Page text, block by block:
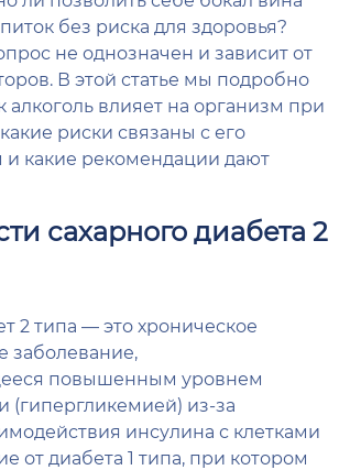
без риска для здоровья?
не однозначен и зависит от
В этой статье мы подробно
алкоголь влияет на организм при
риски связаны с его
какие рекомендации дают
сахарного диабета 2
2 типа — это хроническое
заболевание,
повышенным уровнем
(гипергликемией) из-за
инсулина с клетками
от диабета 1 типа, при котором